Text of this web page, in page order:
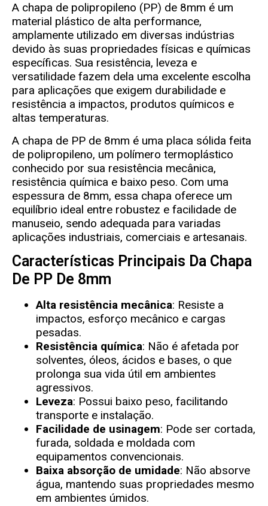
A chapa de polipropileno (PP) de 8mm é um
material plástico de alta performance,
amplamente utilizado em diversas indústrias
devido às suas propriedades físicas e químicas
específicas. Sua resistência, leveza e
versatilidade fazem dela uma excelente escolha
para aplicações que exigem durabilidade e
resistência a impactos, produtos químicos e
altas temperaturas.
A chapa de PP de 8mm é uma placa sólida feita
de polipropileno, um polímero termoplástico
conhecido por sua resistência mecânica,
resistência química e baixo peso. Com uma
espessura de 8mm, essa chapa oferece um
equilíbrio ideal entre robustez e facilidade de
manuseio, sendo adequada para variadas
aplicações industriais, comerciais e artesanais.
Características Principais Da Chapa
De PP De 8mm
Alta resistência mecânica: Resiste a
impactos, esforço mecânico e cargas
pesadas.
Resistência química: Não é afetada por
solventes, óleos, ácidos e bases, o que
prolonga sua vida útil em ambientes
agressivos.
Leveza: Possui baixo peso, facilitando
transporte e instalação.
Facilidade de usinagem: Pode ser cortada,
furada, soldada e moldada com
equipamentos convencionais.
Baixa absorção de umidade: Não absorve
água, mantendo suas propriedades mesmo
em ambientes úmidos.